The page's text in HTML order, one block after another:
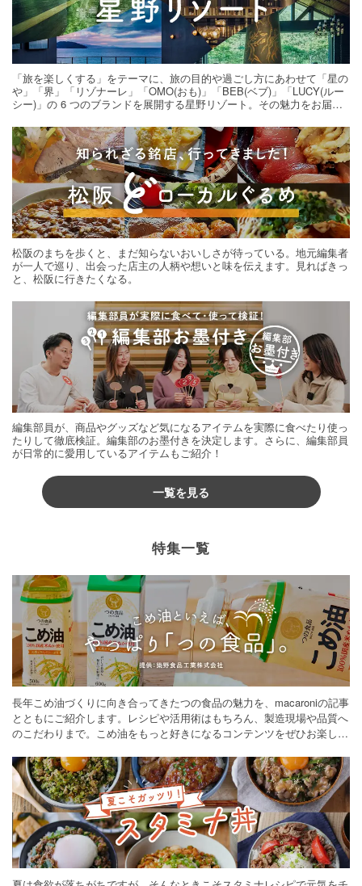
「旅を楽しくする」をテーマに、旅の目的や過ごし方にあわせて「星の
や」「界」「リゾナーレ」「OMO(おも)」「BEB(ベブ)」「LUCY(ルー
シー)」の 6 つのブランドを展開する星野リゾート。その魅力をお届け
松阪のまちを歩くと、まだ知らないおいしさが待っている。地元編集者
が一人で巡り、出会った店主の人柄や想いと味を伝えます。見ればきっ
と、松阪に行きたくなる。
編集部員が、商品やグッズなど気になるアイテムを実際に食べたり使っ
たりして徹底検証。編集部のお墨付きを決定します。さらに、編集部員
が日常的に愛用しているアイテムもご紹介！
一覧を見る
特集一覧
長年こめ油づくりに向き合ってきたつの食品の魅力を、macaroniの記事
とともにご紹介します。レシピや活用術はもちろん、製造現場や品質へ
のこだわりまで。こめ油をもっと好きになるコンテンツをぜひお楽しみ